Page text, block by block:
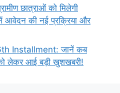
छात्राओं को मिलेगी
आवेदन की नई प्रक्रिया और
Installment: जानें कब
लेकर आई बड़ी खुशखबरी!